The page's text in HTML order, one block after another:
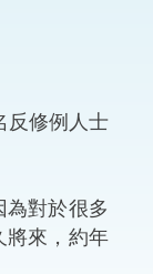
維護
刑事
相互
反修例人士
對於很多
將來，約年